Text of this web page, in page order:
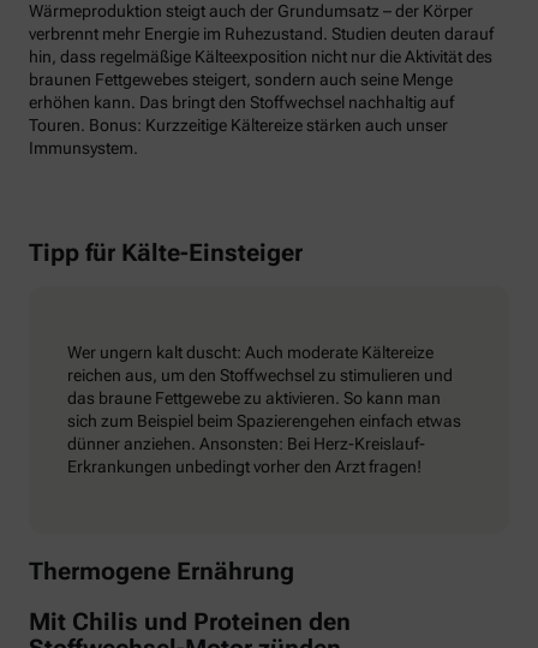
Wärmeproduktion steigt auch der Grundumsatz – der Körper
verbrennt mehr Energie im Ruhezustand. Studien deuten darauf
hin, dass regelmäßige Kälteexposition nicht nur die Aktivität des
braunen Fettgewebes steigert, sondern auch seine Menge
erhöhen kann. Das bringt den Stoffwechsel nachhaltig auf
Touren. Bonus: Kurzzeitige Kältereize stärken auch unser
Immunsystem.
Tipp für Kälte-Einsteiger
Wer ungern kalt duscht: Auch moderate Kältereize
reichen aus, um den Stoffwechsel zu stimulieren und
das braune Fettgewebe zu aktivieren. So kann man
sich zum Beispiel beim Spazierengehen einfach etwas
dünner anziehen. Ansonsten: Bei Herz-Kreislauf-
Erkrankungen unbedingt vorher den Arzt fragen!
Thermogene Ernährung
Mit Chilis und Proteinen den